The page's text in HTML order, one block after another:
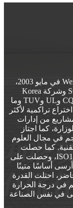
تأسست شركة Weihai Sunfull Hanbecthistem في مايو 2003،
وهي شركة مشتركة بين مجموعة Sunfull وشركة Korea
Hanbecthistem، وقد اجتاز المنتج شهادات CQC وUL وTUV وما
تراكمية لأكثر
مشروعًا وحصل على أكثر من 10 مشاريع من إدارات
كما اجتاز
في مجال العلوم
كما حصلت
الشركة على شهادة نظامي ISO9001 وISO14001، وحصلت على
أساسًا متينًا
احتلت القدرة
في درجة الحرارة
في نفس الصناعة